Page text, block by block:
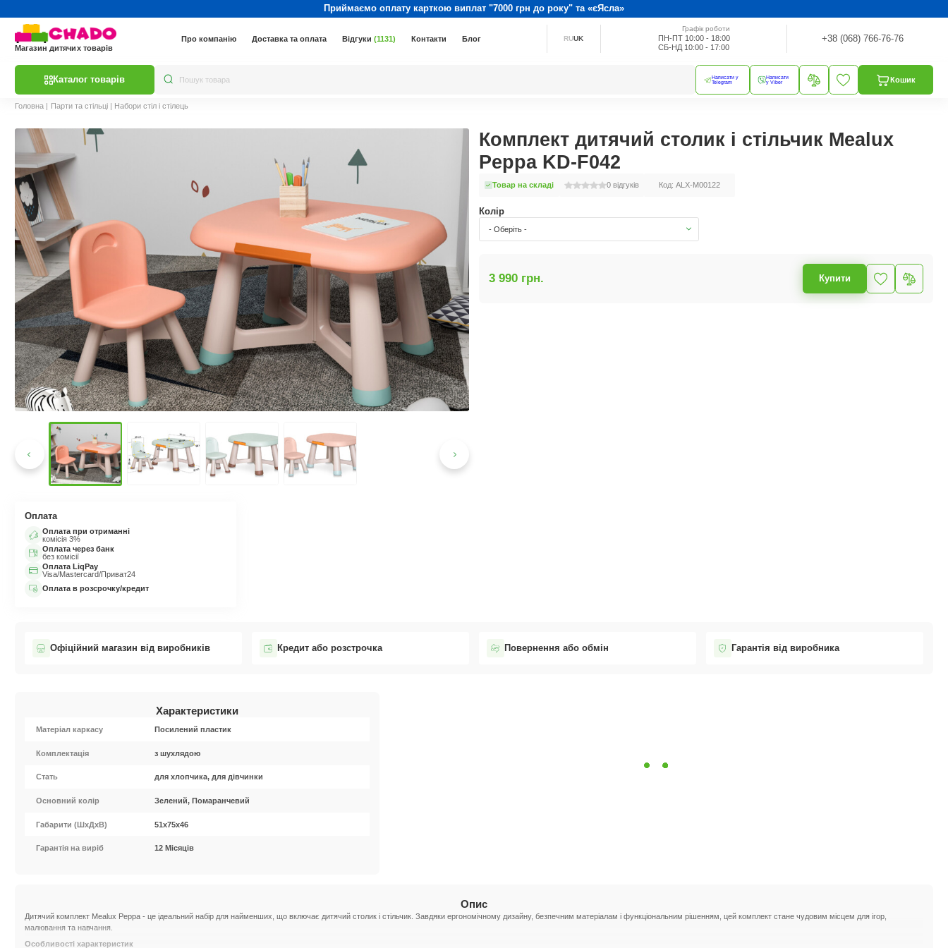
Приймаємо оплату карткою виплат "7000 грн до року" та «єЯсла»
Магазин дитячих товарів
Про компанію Доставка та оплата Відгуки(1131) Контакти Блог RUUK
Графік роботи
ПН-ПТ 10:00 - 18:00
СБ-НД 10:00 - 17:00
+38 (068) 766-76-76
Каталог товарів
Написати у
Telegram
Написати
у Viber
Кошик
Головна | Парти та стільці| Набори стіл і стілець
Оплата
Оплата при отриманні
комісія 3%
Оплата через банк
без комісії
Оплата LiqPay
Visa/Mastercard/Приват24
Оплата в розсрочку/кредит
Комплект дитячий столик і стільчик Mealux
Peppa KD-F042
Товар на складі 0 відгуків Код: ALX-M00122
Колір
- Оберіть -
3 990 грн. Купити
Офіційний магазин від виробників Кредит або розстрочка Повернення або обмін Гарантія від виробника
Характеристики
Матеріал каркасу Посилений пластик
Комплектація з шухлядою
Стать для хлопчика, для дівчинки
Основний колір Зелений, Помаранчевий
Габарити (ШxДхВ) 51х75х46
Гарантія на виріб 12 Місяців
Опис
Дитячий комплект Mealux Peppa - це ідеальний набір для найменших, що включає дитячий столик і стільчик. Завдяки ергономічному дизайну, безпечним матеріалам і функціональним рішенням, цей комплект стане чудовим місцем для ігор,
малювання та навчання.
Особливості характеристик